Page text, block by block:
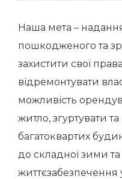
Наша мета –
пошкодженого та
захистити свої
відремонтувати
можливість
житло, згуртувати
багатоквартих
до складної зими та
життєзабезпечення